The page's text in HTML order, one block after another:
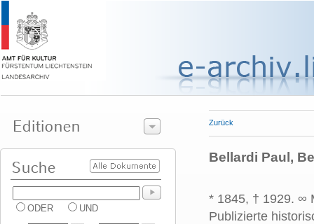
ODER UND
Zurück
Bellardi Paul,
* 1845, † 1929. ∞
Publizierte